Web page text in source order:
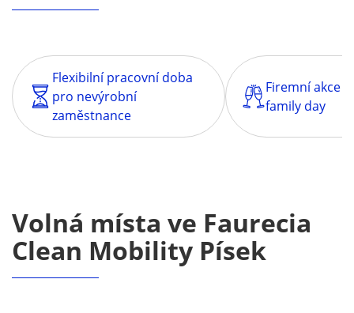
Flexibilní pracovní doba
pro nevýrobní
zaměstnance
Firemní akce
family day
Volná místa ve Faurecia
Clean Mobility Písek